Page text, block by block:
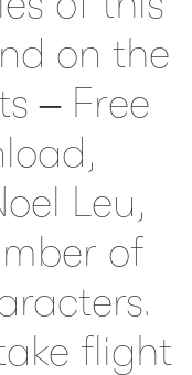
on the
– Free
Leu,
of
flight